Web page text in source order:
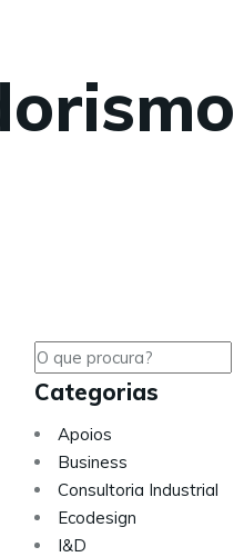
Categorias
Apoios
Business
Consultoria Industrial
Ecodesign
I&D